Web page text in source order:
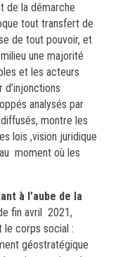
de la démarche
tout transfert de
de tout pouvoir, et
une majorité
et les acteurs
analysés par
montre les
lois ,vision juridique
moment où les
à l’aube de la
fin avril 2021,
le corps social :
géostratégique